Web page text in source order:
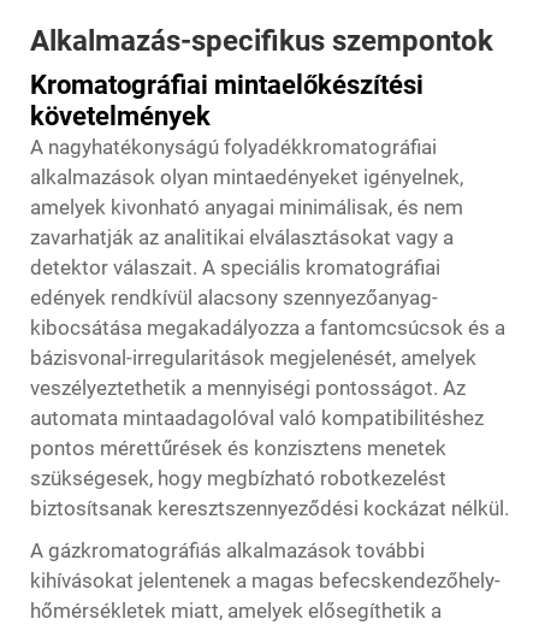
Alkalmazás-specifikus szempontok
Kromatográfiai mintaelőkészítési
követelmények
A nagyhatékonyságú folyadékkromatográfiai
alkalmazások olyan mintaedényeket igényelnek,
amelyek kivonható anyagai minimálisak, és nem
zavarhatják az analitikai elválasztásokat vagy a
detektor válaszait. A speciális kromatográfiai
edények rendkívül alacsony szennyezőanyag-
kibocsátása megakadályozza a fantomcsúcsok és a
bázisvonal-irregularitások megjelenését, amelyek
veszélyeztethetik a mennyiségi pontosságot. Az
automata mintaadagolóval való kompatibilitéshez
pontos mérettűrések és konzisztens menetek
szükségesek, hogy megbízható robotkezelést
biztosítsanak keresztszennyeződési kockázat nélkül.
A gázkromatográfiás alkalmazások további
kihívásokat jelentenek a magas befecskendezőhely-
hőmérsékletek miatt, amelyek elősegíthetik a